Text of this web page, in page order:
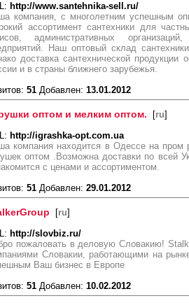
http://www.santehnika-sell.ru/
компания, с многолетним успешным
ассортимент сантехники для
административных
Наш оптовый склад
доставка сантехнической продукции
и в страны ближнего зарубежья.
51 Добавлен: 13.01.2012
оптом и мелким оптом. [ru]
http://igrashka-opt.com.ua
компания находится в Одессе на пром
оптом .Возможна доставки по всей
с ценами и ассортиментом.
51 Добавлен: 29.01.2012
[ru]
http://slovbiz.ru/
пожаловать в деловую Словакию!
Словакии, работающими на
Ваш бизнес в Европе
51 Добавлен: 10.02.2012